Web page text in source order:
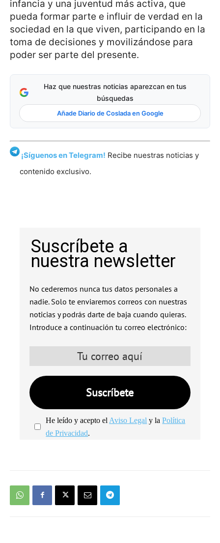
infancia y una juventud más activa, que
pueda formar parte e influir de verdad en la
sociedad en la que viven, participando en la
toma de decisiones y movilizándose para
poder ser parte del presente.
Haz que nuestras noticias aparezcan en tus
búsquedas
Añade Diario de Coslada en Google
¡Síguenos en Telegram! Recibe nuestras noticias y
contenido exclusivo.
Suscríbete a
nuestra newsletter
No cederemos nunca tus datos personales a
nadie. Solo te enviaremos correos con nuestras
noticias y podrás darte de baja cuando quieras.
Introduce a continuación tu correo electrónico:
He leído y acepto el Aviso Legal y laPolítica
de Privacidad.